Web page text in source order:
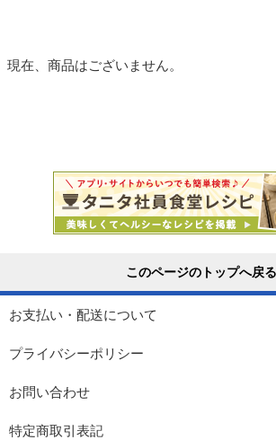
現在、商品はございません。
お支払い・配送について
プライバシーポリシー
お問い合わせ
特定商取引表記